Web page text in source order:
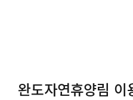
완도자연휴양림